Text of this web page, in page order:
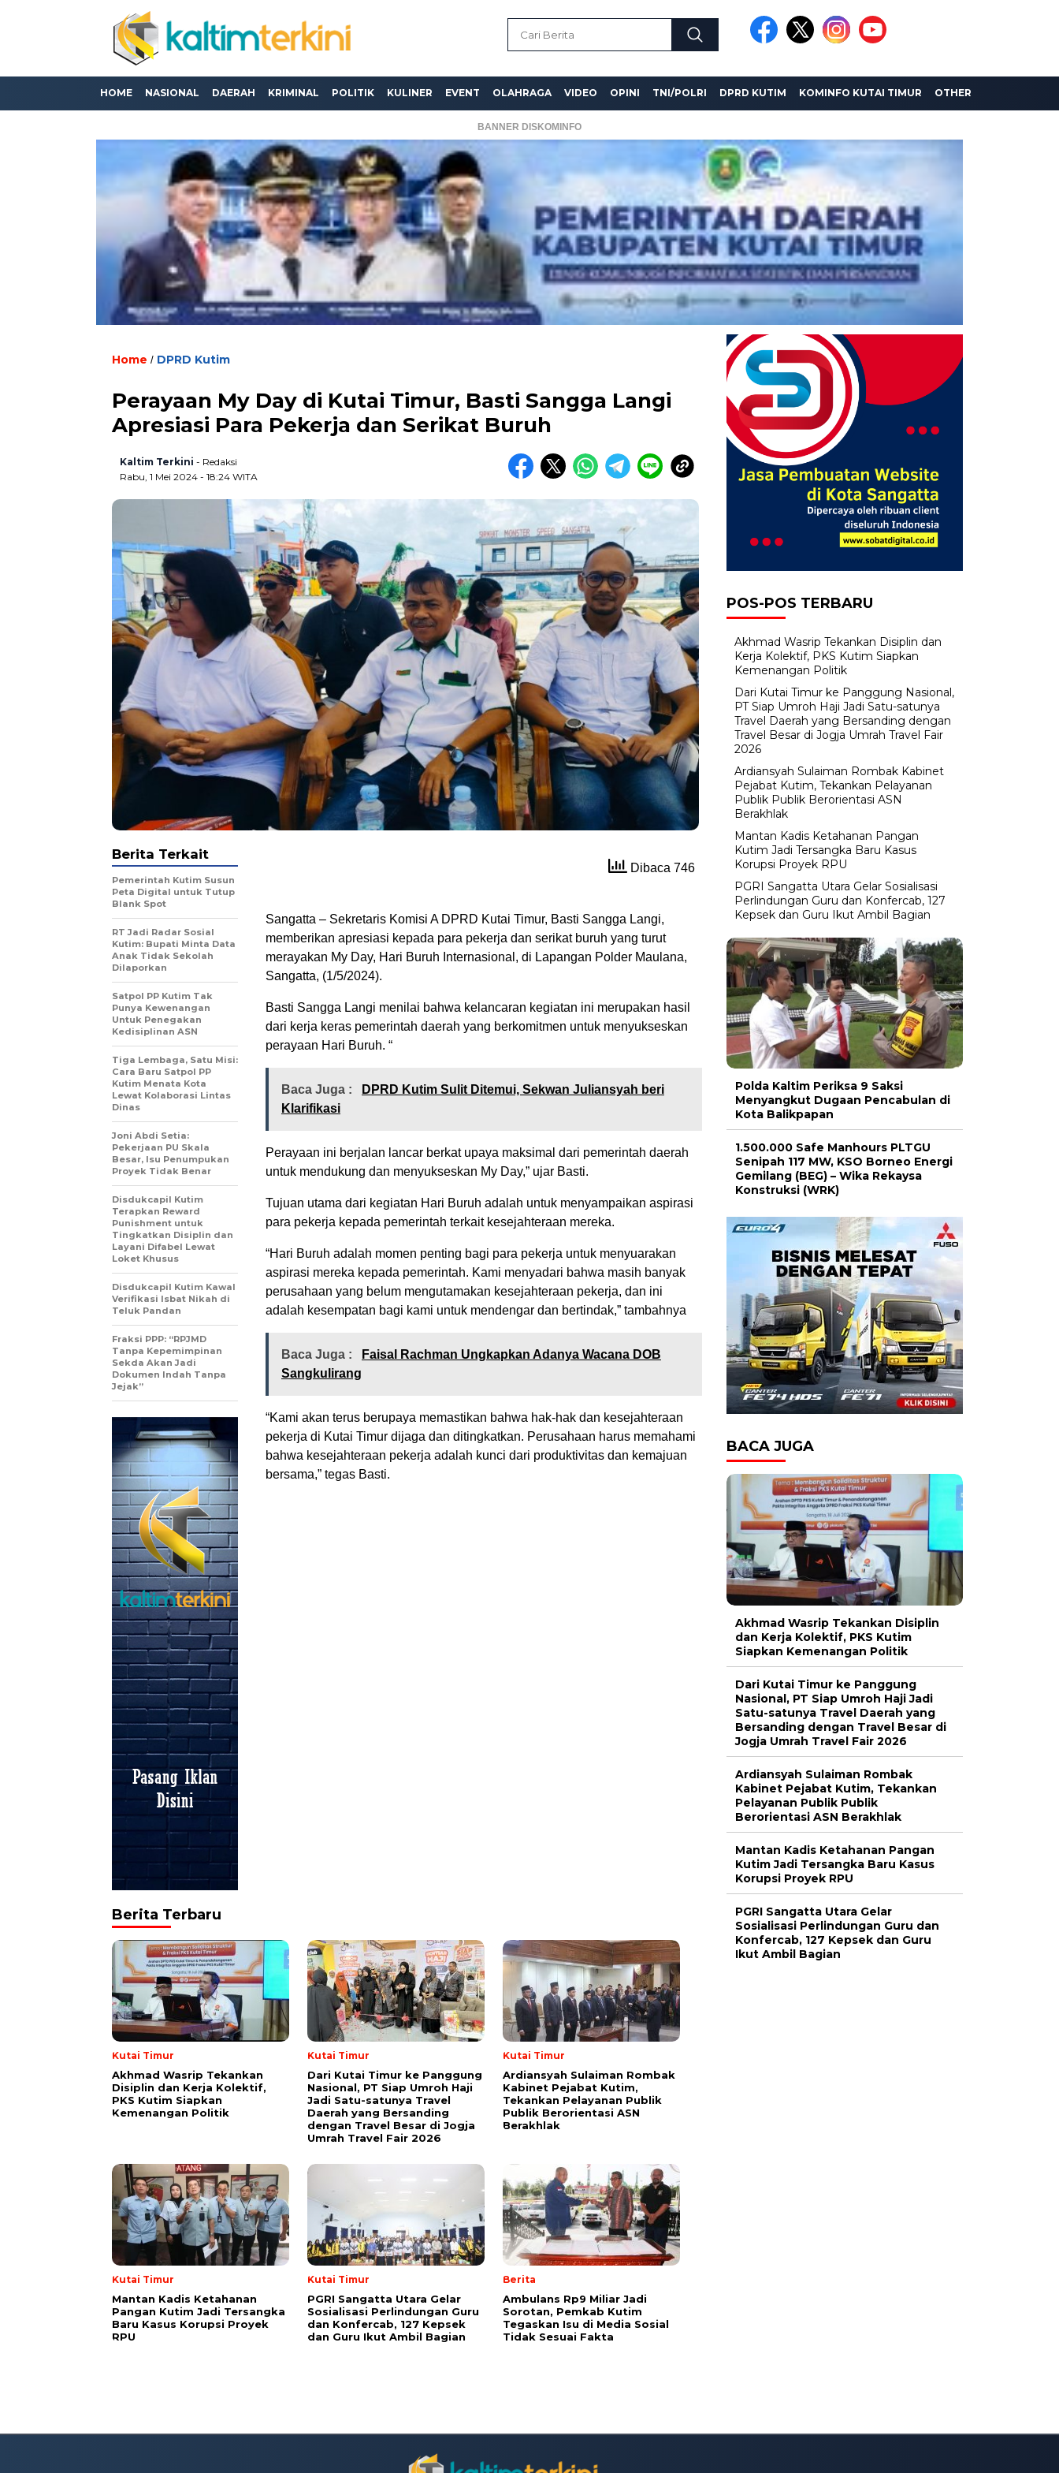
HOME NASIONAL DAERAH KRIMINAL POLITIK KULINER EVENT OLAHRAGA VIDEO OPINI TNI/POLRI DPRD KUTIM KOMINFO KUTAI TIMUR OTHER
BANNER DISKOMINFO
Home / DPRD Kutim
Perayaan My Day di Kutai Timur, Basti Sangga Langi
Apresiasi Para Pekerja dan Serikat Buruh
Kaltim Terkini - Redaksi
Rabu, 1 Mei 2024 - 18:24 WITA
Dibaca 746
Sangatta – Sekretaris Komisi A DPRD Kutai Timur, Basti Sangga Langi,
memberikan apresiasi kepada para pekerja dan serikat buruh yang turut
merayakan My Day, Hari Buruh Internasional, di Lapangan Polder Maulana,
Sangatta, (1/5/2024).
Basti Sangga Langi menilai bahwa kelancaran kegiatan ini merupakan hasil
dari kerja keras pemerintah daerah yang berkomitmen untuk menyukseskan
perayaan Hari Buruh. “
Baca Juga :
DPRD Kutim Sulit Ditemui, Sekwan Juliansyah beri
Klarifikasi
Perayaan ini berjalan lancar berkat upaya maksimal dari pemerintah daerah
untuk mendukung dan menyukseskan My Day,” ujar Basti.
Tujuan utama dari kegiatan Hari Buruh adalah untuk menyampaikan aspirasi
para pekerja kepada pemerintah terkait kesejahteraan mereka.
“Hari Buruh adalah momen penting bagi para pekerja untuk menyuarakan
aspirasi mereka kepada pemerintah. Kami menyadari bahwa masih banyak
perusahaan yang belum mengutamakan kesejahteraan pekerja, dan ini
adalah kesempatan bagi kami untuk mendengar dan bertindak,” tambahnya
Baca Juga :
Faisal Rachman Ungkapkan Adanya Wacana DOB
Sangkulirang
“Kami akan terus berupaya memastikan bahwa hak-hak dan kesejahteraan
pekerja di Kutai Timur dijaga dan ditingkatkan. Perusahaan harus memahami
bahwa kesejahteraan pekerja adalah kunci dari produktivitas dan kemajuan
bersama,” tegas Basti.
Berita Terkait
Pemerintah Kutim Susun
Peta Digital untuk Tutup
Blank Spot
RT Jadi Radar Sosial
Kutim: Bupati Minta Data
Anak Tidak Sekolah
Dilaporkan
Satpol PP Kutim Tak
Punya Kewenangan
Untuk Penegakan
Kedisiplinan ASN
Tiga Lembaga, Satu Misi:
Cara Baru Satpol PP
Kutim Menata Kota
Lewat Kolaborasi Lintas
Dinas
Joni Abdi Setia:
Pekerjaan PU Skala
Besar, Isu Penumpukan
Proyek Tidak Benar
Disdukcapil Kutim
Terapkan Reward
Punishment untuk
Tingkatkan Disiplin dan
Layani Difabel Lewat
Loket Khusus
Disdukcapil Kutim Kawal
Verifikasi Isbat Nikah di
Teluk Pandan
Fraksi PPP: “RPJMD
Tanpa Kepemimpinan
Sekda Akan Jadi
Dokumen Indah Tanpa
Jejak”
Berita Terbaru
Kutai Timur
Akhmad Wasrip Tekankan
Disiplin dan Kerja Kolektif,
PKS Kutim Siapkan
Kemenangan Politik
Kutai Timur
Dari Kutai Timur ke Panggung
Nasional, PT Siap Umroh Haji
Jadi Satu-satunya Travel
Daerah yang Bersanding
dengan Travel Besar di Jogja
Umrah Travel Fair 2026
Kutai Timur
Ardiansyah Sulaiman Rombak
Kabinet Pejabat Kutim,
Tekankan Pelayanan Publik
Publik Berorientasi ASN
Berakhlak
Kutai Timur
Mantan Kadis Ketahanan
Pangan Kutim Jadi Tersangka
Baru Kasus Korupsi Proyek
RPU
Kutai Timur
PGRI Sangatta Utara Gelar
Sosialisasi Perlindungan Guru
dan Konfercab, 127 Kepsek
dan Guru Ikut Ambil Bagian
Berita
Ambulans Rp9 Miliar Jadi
Sorotan, Pemkab Kutim
Tegaskan Isu di Media Sosial
Tidak Sesuai Fakta
POS-POS TERBARU
Akhmad Wasrip Tekankan Disiplin dan
Kerja Kolektif, PKS Kutim Siapkan
Kemenangan Politik
Dari Kutai Timur ke Panggung Nasional,
PT Siap Umroh Haji Jadi Satu-satunya
Travel Daerah yang Bersanding dengan
Travel Besar di Jogja Umrah Travel Fair
2026
Ardiansyah Sulaiman Rombak Kabinet
Pejabat Kutim, Tekankan Pelayanan
Publik Publik Berorientasi ASN
Berakhlak
Mantan Kadis Ketahanan Pangan
Kutim Jadi Tersangka Baru Kasus
Korupsi Proyek RPU
PGRI Sangatta Utara Gelar Sosialisasi
Perlindungan Guru dan Konfercab, 127
Kepsek dan Guru Ikut Ambil Bagian
Polda Kaltim Periksa 9 Saksi
Menyangkut Dugaan Pencabulan di
Kota Balikpapan
1.500.000 Safe Manhours PLTGU
Senipah 117 MW, KSO Borneo Energi
Gemilang (BEG) – Wika Rekaysa
Konstruksi (WRK)
BACA JUGA
Akhmad Wasrip Tekankan Disiplin
dan Kerja Kolektif, PKS Kutim
Siapkan Kemenangan Politik
Dari Kutai Timur ke Panggung
Nasional, PT Siap Umroh Haji Jadi
Satu-satunya Travel Daerah yang
Bersanding dengan Travel Besar di
Jogja Umrah Travel Fair 2026
Ardiansyah Sulaiman Rombak
Kabinet Pejabat Kutim, Tekankan
Pelayanan Publik Publik
Berorientasi ASN Berakhlak
Mantan Kadis Ketahanan Pangan
Kutim Jadi Tersangka Baru Kasus
Korupsi Proyek RPU
PGRI Sangatta Utara Gelar
Sosialisasi Perlindungan Guru dan
Konfercab, 127 Kepsek dan Guru
Ikut Ambil Bagian